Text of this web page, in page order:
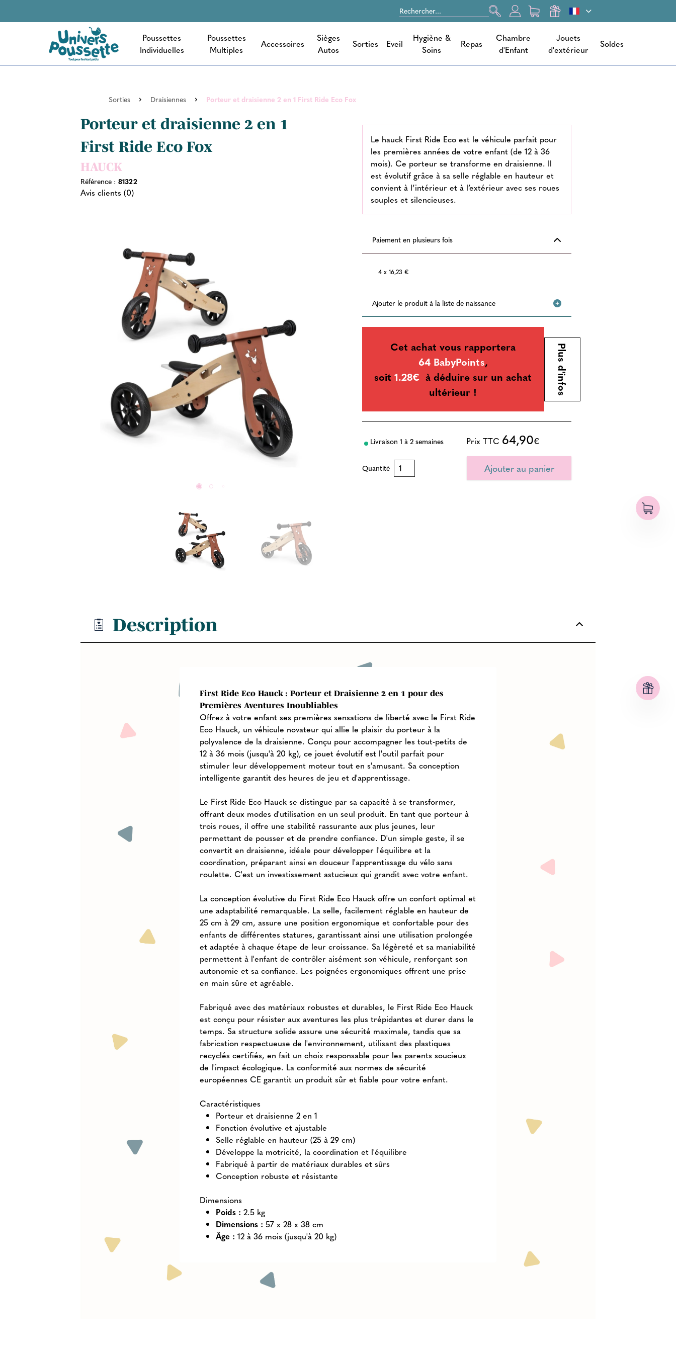
Poussettes
Individuelles
Poussettes
Multiples
Accessoires
Sièges
Autos
Sorties Eveil
Hygiène &
Soins
Repas
Chambre
d'Enfant
Jouets
d'extérieur
Soldes
Sorties Draisiennes Porteur et draisienne 2 en 1 First Ride Eco Fox
Porteur et draisienne 2 en 1
First Ride Eco Fox
HAUCK
Référence : 81322
Avis clients (0)
Le hauck First Ride Eco est le véhicule parfait pour
les premières années de votre enfant (de 12 à 36
mois). Ce porteur se transforme en draisienne. Il
est évolutif grâce à sa selle réglable en hauteur et
convient à l’intérieur et à l’extérieur avec ses roues
souples et silencieuses.
Paiement en plusieurs fois
4 x 16,23 €
Ajouter le produit à la liste de naissance
Cet achat vous rapportera
64 BabyPoints,
soit1.28€ à déduire sur un achat
ultérieur !
Plus d'infos
Livraison 1 à 2 semaines Prix TTC 64,90€
Quantité
Description
First Ride Eco Hauck : Porteur et Draisienne 2 en 1 pour des
Premières Aventures Inoubliables
Offrez à votre enfant ses premières sensations de liberté avec le First Ride
Eco Hauck, un véhicule novateur qui allie le plaisir du porteur à la
polyvalence de la draisienne. Conçu pour accompagner les tout-petits de
12 à 36 mois (jusqu'à 20 kg), ce jouet évolutif est l'outil parfait pour
stimuler leur développement moteur tout en s'amusant. Sa conception
intelligente garantit des heures de jeu et d'apprentissage.
Le First Ride Eco Hauck se distingue par sa capacité à se transformer,
offrant deux modes d'utilisation en un seul produit. En tant que porteur à
trois roues, il offre une stabilité rassurante aux plus jeunes, leur
permettant de pousser et de prendre confiance. D'un simple geste, il se
convertit en draisienne, idéale pour développer l'équilibre et la
coordination, préparant ainsi en douceur l'apprentissage du vélo sans
roulette. C'est un investissement astucieux qui grandit avec votre enfant.
La conception évolutive du First Ride Eco Hauck offre un confort optimal et
une adaptabilité remarquable. La selle, facilement réglable en hauteur de
25 cm à 29 cm, assure une position ergonomique et confortable pour des
enfants de différentes statures, garantissant ainsi une utilisation prolongée
et adaptée à chaque étape de leur croissance. Sa légèreté et sa maniabilité
permettent à l'enfant de contrôler aisément son véhicule, renforçant son
autonomie et sa confiance. Les poignées ergonomiques offrent une prise
en main sûre et agréable.
Fabriqué avec des matériaux robustes et durables, le First Ride Eco Hauck
est conçu pour résister aux aventures les plus trépidantes et durer dans le
temps. Sa structure solide assure une sécurité maximale, tandis que sa
fabrication respectueuse de l'environnement, utilisant des plastiques
recyclés certifiés, en fait un choix responsable pour les parents soucieux
de l'impact écologique. La conformité aux normes de sécurité
européennes CE garantit un produit sûr et fiable pour votre enfant.
Caractéristiques
Porteur et draisienne 2 en 1
Fonction évolutive et ajustable
Selle réglable en hauteur (25 à 29 cm)
Développe la motricité, la coordination et l'équilibre
Fabriqué à partir de matériaux durables et sûrs
Conception robuste et résistante
Dimensions
Poids : 2.5 kg
Dimensions : 57 x 28 x 38 cm
Âge : 12 à 36 mois (jusqu'à 20 kg)